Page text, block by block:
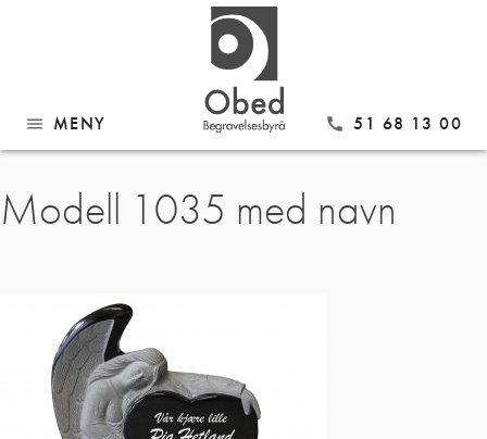
menu MENY call 51 68 13 00
Gå
til
innhold
Modell 1035 med navn